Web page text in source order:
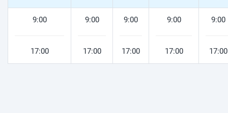
9:00
17:00
9:00
17:00
9:00
17:00
9:00
17:00
9:00
17:00